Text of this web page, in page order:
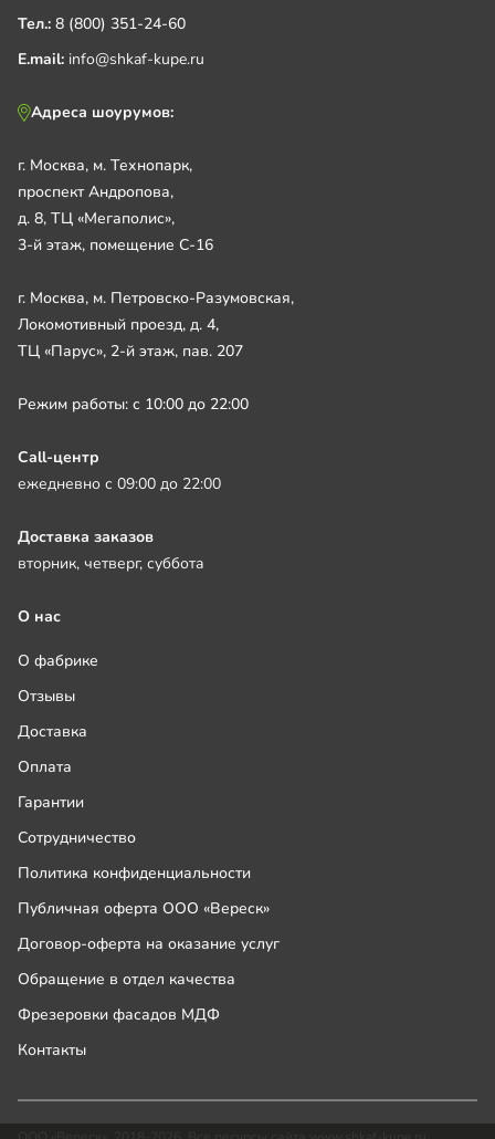
Тел.: 8 (800) 351-24-60
E.mail: info@shkaf-kupe.ru
Адреса шоурумов:
г. Москва, м. Технопарк,
проспект Андропова,
д. 8, ТЦ «Мегаполис»,
3-й этаж, помещение С-16
г. Москва, м. Петровско-Разумовская,
Локомотивный проезд, д. 4,
ТЦ «Парус», 2-й этаж, пав. 207
Режим работы: с 10:00 до 22:00
Call-центр
ежедневно с 09:00 до 22:00
Доставка заказов
вторник, четверг, суббота
О нас
О фабрике
Отзывы
Доставка
Оплата
Гарантии
Сотрудничество
Политика конфиденциальности
Публичная оферта ООО «Вереск»
Договор-оферта на оказание услуг
Обращение в отдел качества
Фрезеровки фасадов МДФ
Контакты